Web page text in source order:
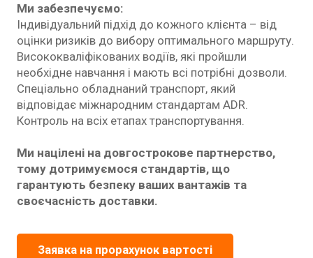
Ми забезпечуємо:
Індивідуальний підхід до кожного клієнта – від
оцінки ризиків до вибору оптимального маршруту.
Висококваліфікованих водіїв, які пройшли
необхідне навчання і мають всі потрібні дозволи.
Спеціально обладнаний транспорт, який
відповідає міжнародним стандартам ADR.
Контроль на всіх етапах транспортування.
Ми націлені на довгострокове партнерство,
тому дотримуємося стандартів, що
гарантують безпеку ваших вантажів та
своєчасність доставки.
Заявка на прорахунок вартості